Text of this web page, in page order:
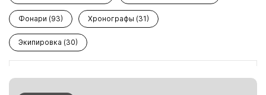
Фонари (93) Хронографы (31)
Экипировка (30)